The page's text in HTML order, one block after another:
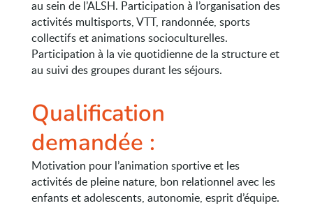
au sein de l’ALSH. Participation à l’organisation des
activités multisports, VTT, randonnée, sports
collectifs et animations socioculturelles.
Participation à la vie quotidienne de la structure et
au suivi des groupes durant les séjours.
Qualification
demandée :
Motivation pour l’animation sportive et les
activités de pleine nature, bon relationnel avec les
enfants et adolescents, autonomie, esprit d’équipe.